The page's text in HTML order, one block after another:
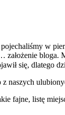
w
bloga.
się, dlatego
fajne, listę